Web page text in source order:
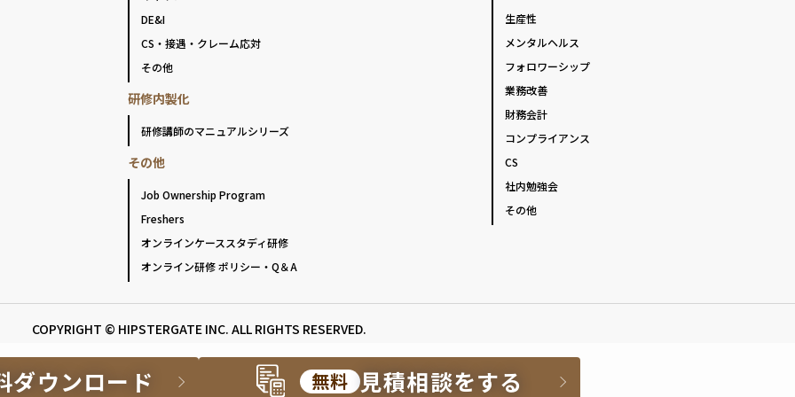
ダウンロード 無料 見積相談をする
DE&I
CS・接遇・クレーム応対
その他
研修内製化
研修講師のマニュアルシリーズ
その他
Job Ownership Program
Freshers
オンラインケーススタディ研修
オンライン研修 ポリシー・Q＆A
生産性
メンタルヘルス
フォロワーシップ
業務改善
財務会計
コンプライアンス
CS
社内勉強会
その他
COPYRIGHT © HIPSTERGATE INC. ALL RIGHTS RESERVED.